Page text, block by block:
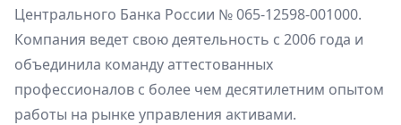
Центрального Банка России № 065-12598-001000.
Компания ведет свою деятельность с 2006 года и
объединила команду аттестованных
профессионалов с более чем десятилетним опытом
работы на рынке управления активами.